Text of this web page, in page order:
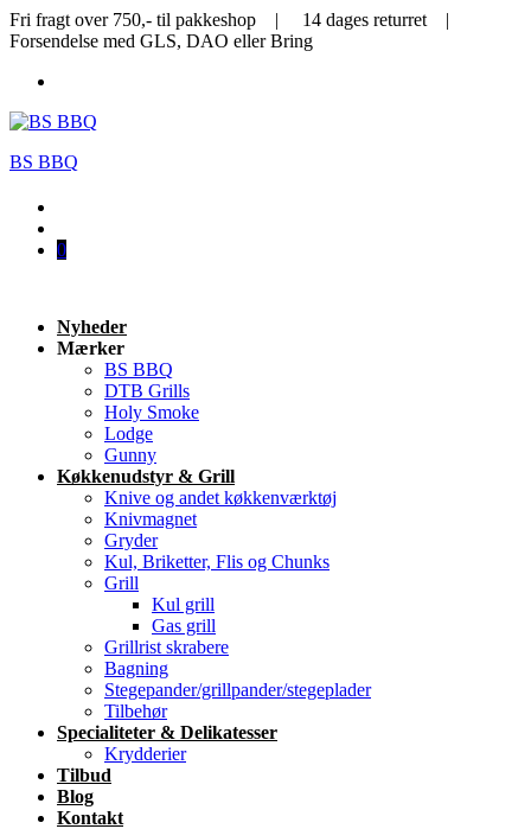
Fri fragt over 750,- til pakkeshop | 14 dages returret |
Forsendelse med GLS, DAO eller Bring
BS BBQ
0
Nyheder
Mærker
BS BBQ
DTB Grills
Holy Smoke
Lodge
Gunny
Køkkenudstyr & Grill
Knive og andet køkkenværktøj
Knivmagnet
Gryder
Kul, Briketter, Flis og Chunks
Grill
Kul grill
Gas grill
Grillrist skrabere
Bagning
Stegepander/grillpander/stegeplader
Tilbehør
Specialiteter & Delikatesser
Krydderier
Tilbud
Blog
Kontakt